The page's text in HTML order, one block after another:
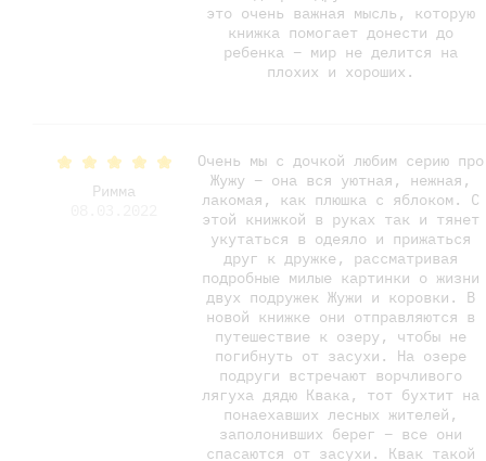
это очень важная мысль, которую
книжка помогает донести до
ребенка – мир не делится на
плохих и хороших.
Римма
Очень мы с дочкой любим серию про
Жужу – она вся уютная, нежная,
лакомая, как плюшка с яблоком. С
этой книжкой в руках так и тянет
укутаться в одеяло и прижаться
друг к дружке, рассматривая
подробные милые картинки о жизни
двух подружек Жужи и коровки. В
новой книжке они отправляются в
путешествие к озеру, чтобы не
погибнуть от засухи. На озере
подруги встречают ворчливого
лягуха дядю Квака, тот бухтит на
понаехавших лесных жителей,
заполонивших берег – все они
спасаются от засухи. Квак такой